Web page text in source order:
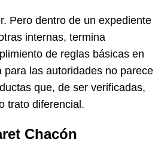
Pero dentro de un expediente
internas, termina
de reglas básicas en
las autoridades no parece
que, de ser verificadas,
trato diferencial.
Chacón